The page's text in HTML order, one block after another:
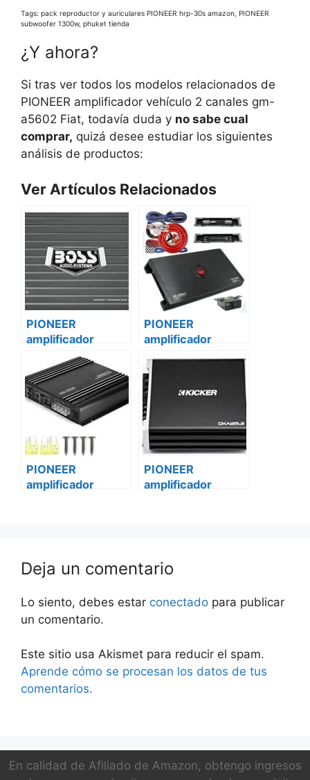
Tags: pack reproductor y auriculares PIONEER hrp-30s amazon, PIONEER
subwoofer 1300w, phuket tienda
¿Y ahora?
Si tras ver todos los modelos relacionados de
PIONEER amplificador vehículo 2 canales gm-
a5602 Fiat, todavía duda y no sabe cual
comprar, quizá desee estudiar los siguientes
análisis de productos:
Ver Artículos Relacionados
PIONEER
amplificador
vehículo 2 canales
gm-a5602
caravanas
PIONEER
amplificador
gm-a5602
Volkswagen
PIONEER
amplificador
PIONEER
amplificador
Deja un comentario
Lo siento, debes estar conectado para publicar
un comentario.
Este sitio usa Akismet para reducir el spam.
Aprende cómo se procesan los datos de tus
comentarios.
En calidad de Afiliado de Amazon, obtengo ingresos